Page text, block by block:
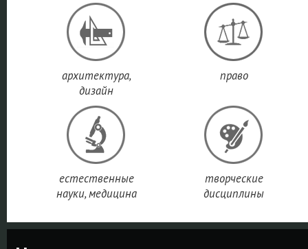
архитектура,
дизайн
право
естественные
науки, медицина
творческие
дисциплины